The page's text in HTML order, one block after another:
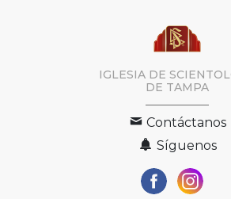
IGLESIA DE
DE TAMPA
Contáctanos
Síguenos